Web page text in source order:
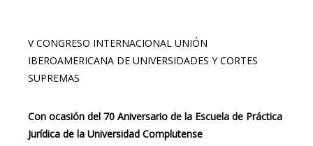
V CONGRESO INTERNACIONAL UNIÓN
IBEROAMERICANA DE UNIVERSIDADES Y CORTES
SUPREMAS
Con ocasión del 70 Aniversario de la Escuela de Práctica
Jurídica de la Universidad Complutense